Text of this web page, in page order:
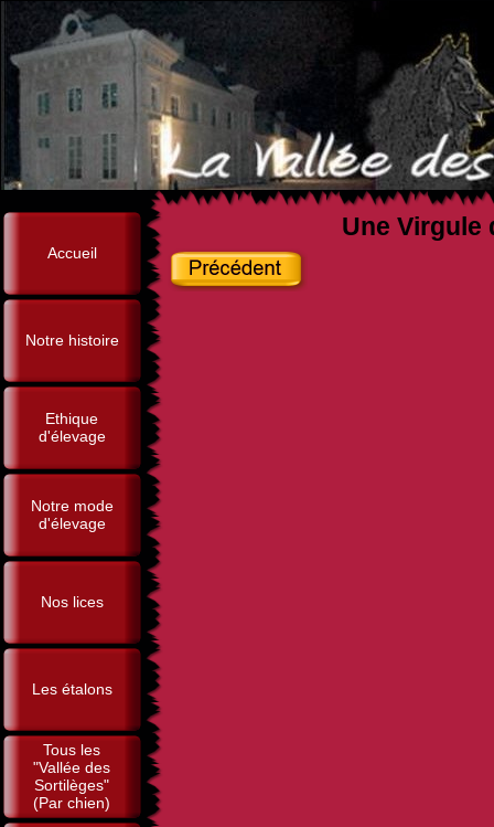
Accueil
Notre histoire
Ethique
d'élevage
Notre mode
d'élevage
Nos lices
Les étalons
Tous les
"Vallée des
Sortilèges"
(Par chien)
Une Virgule